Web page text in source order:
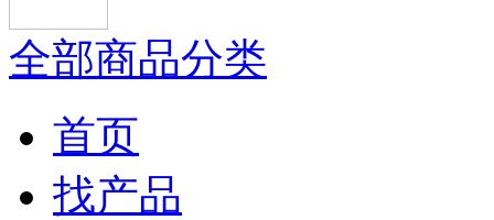
全部商品分类
首页
找产品